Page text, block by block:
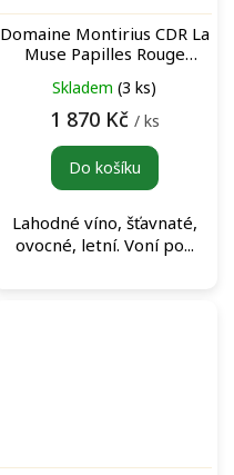
Domaine Montirius CDR La
Muse Papilles Rouge
červené víno
Skladem (3 ks)
1 870 Kč / ks
Do košíku
Lahodné víno, šťavnaté,
ovocné, letní. Voní po...